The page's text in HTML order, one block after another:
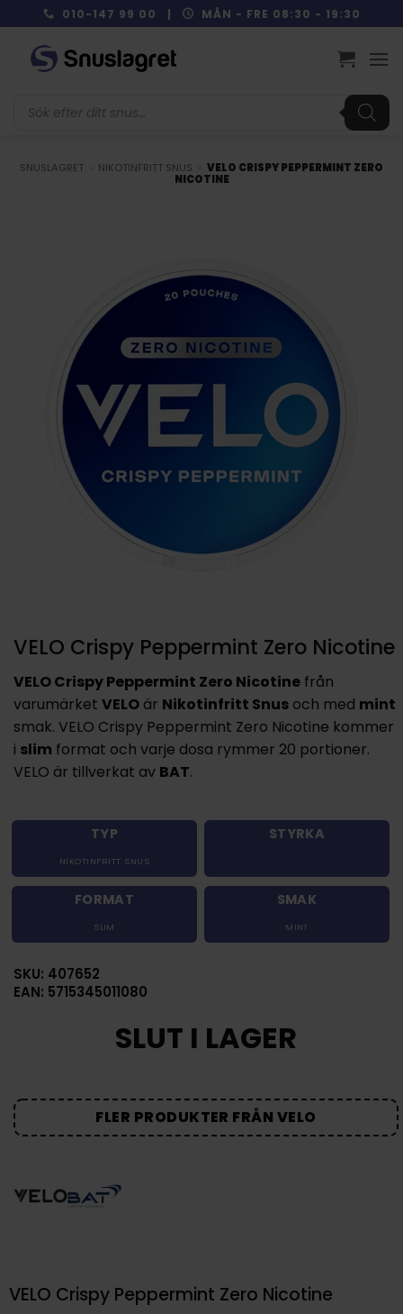
to
content
010-147 99 00 | MÅN - FRE 08:30 - 19:30
SNUSLAGRET NIKOTINFRITT SNUS
VELO CRISPY PEPPERMINT ZERO
NICOTINE
VELO Crispy Peppermint Zero Nicotine
VELO Crispy Peppermint Zero Nicotine från
varumärket VELO är Nikotinfritt Snus och med mint
smak. VELO Crispy Peppermint Zero Nicotine kommer
i slim format och varje dosa rymmer 20 portioner.
VELO är tillverkat av BAT.
TYP
NIKOTINFRITT SNUS
STYRKA
FORMAT
SLIM
SMAK
MINT
SKU: 407652
EAN: 5715345011080
SLUT I LAGER
FLER PRODUKTER FRÅN VELO
VELO Crispy Peppermint Zero Nicotine